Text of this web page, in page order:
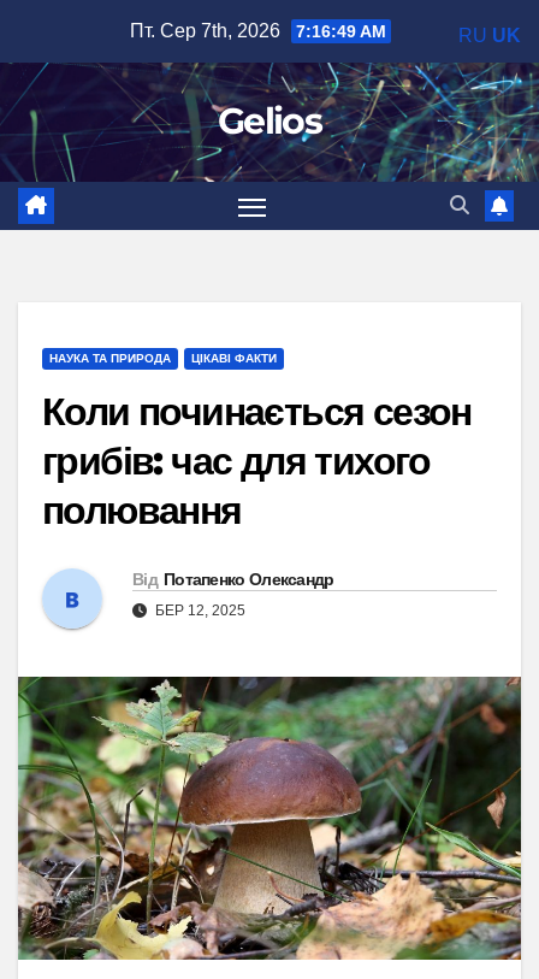
вмісту
Пт. Сер 7th, 2026 7:16:50 AM
Gelios
НАУКА ТА ПРИРОДА ЦІКАВІ ФАКТИ
Коли починається сезон
грибів: час для тихого
полювання
Від Потапенко Олександр
БЕР 12, 2025
RU UK